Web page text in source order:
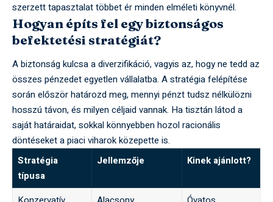
szerzett tapasztalat többet ér minden elméleti könyvnél.
Hogyan építs fel egy biztonságos
befektetési stratégiát?
A biztonság kulcsa a diverzifikáció, vagyis az, hogy ne tedd az
összes pénzedet egyetlen vállalatba. A stratégia felépítése
során először határozd meg, mennyi pénzt tudsz nélkülözni
hosszú távon, és milyen céljaid vannak. Ha tisztán látod a
saját határaidat, sokkal könnyebben hozol racionális
döntéseket a piaci viharok közepette is.
Stratégia
típusa
Jellemzője Kinek ajánlott?